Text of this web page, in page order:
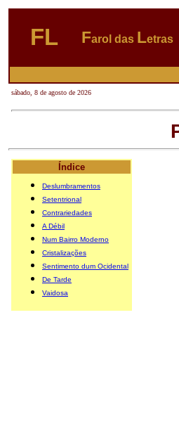
FL Farol das Letras
sábado, 8 de agosto de 2026
Índice
Deslumbramentos
Setentrional
Contrariedades
A Débil
Num Bairro Moderno
Cristalizações
Sentimento dum Ocidental
De Tarde
Vaidosa